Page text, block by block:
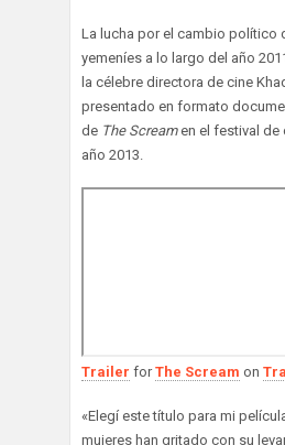
La lucha por el cambio político
yemeníes a lo largo del año
la célebre directora de cine
presentado en formato
de The Screamen el festival de
año 2013.
Trailer forThe Scream on
«Elegí este título para mi
mujeres han gritado con su